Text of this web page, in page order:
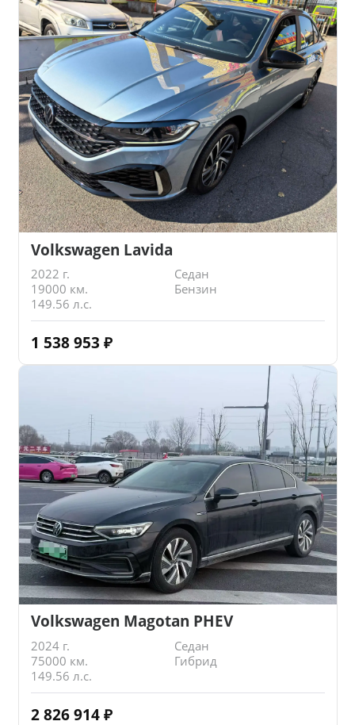
Volkswagen Lavida
2022 г.
Седан
19000 км.
Бензин
149.56 л.с.
1 538 953 ₽
Volkswagen Magotan PHEV
2024 г.
Седан
75000 км.
Гибрид
149.56 л.с.
2 826 914 ₽